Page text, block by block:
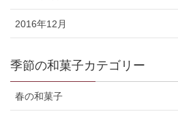
2016年12月
季節の和菓子カテゴリー
春の和菓子